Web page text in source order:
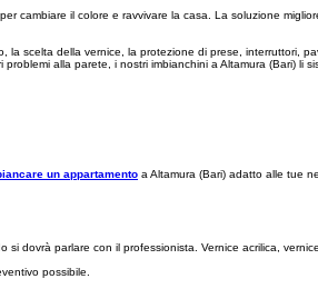
cambiare il colore e ravvivare la casa. La soluzione
scelta della vernice, la protezione di prese, interruttori,
alla parete, i nostri imbianchini a Altamura (Bari) li
un appartamento a Altamura (Bari) adatto alle tue
dovrà parlare con il professionista. Vernice acrilica,
possibile.